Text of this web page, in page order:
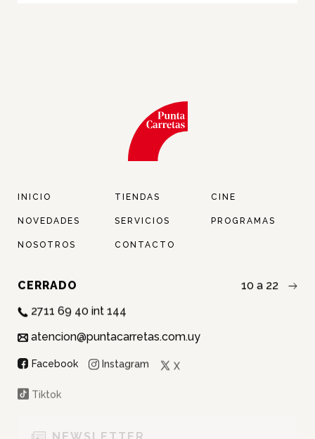
INICIO TIENDAS CINE
NOVEDADES SERVICIOS PROGRAMAS
NOSOTROS CONTACTO
CERRADO
10 a 22
2711 69 40 int 144
atencion@puntacarretas.com.uy
Facebook Instagram X
Tiktok
NEWSLETTER
APELLIDO:
EMAIL: